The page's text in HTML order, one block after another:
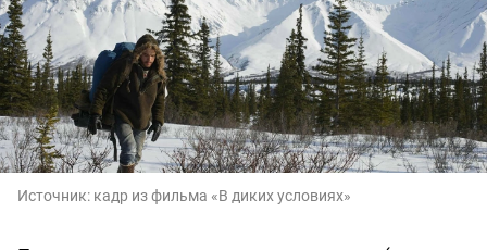
Источник: кадр из фильма «В диких условиях»